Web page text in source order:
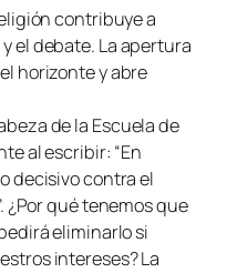
contribuye a
el debate. La apertura
horizonte y abre
de la Escuela de
al escribir: “En
decisivo contra el
¿Por qué tenemos que
eliminarlo si
intereses? La